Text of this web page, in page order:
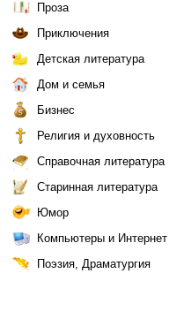
Проза
Приключения
Детская литература
Дом и семья
Бизнес
Религия и духовность
Справочная литература
Старинная литература
Юмор
Компьютеры и Интернет
Поэзия, Драматургия